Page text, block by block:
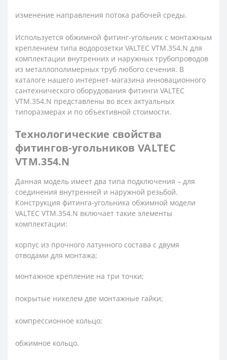
изменение направления потока рабочей среды.
Используется обжимной фитинг-угольник с монтажным
креплением типа водорозетки VALTEC VTM.354.N для
комплектации внутренних и наружных трубопроводов
из металлополимерных труб любого сечения. В
каталоге нашего интернет-магазина инновационного
сантехнического оборудования фитинги VALTEC
VTM.354.N представлены во всех актуальных
типоразмерах и по объективной стоимости.
Технологические свойства
фитингов-угольников VALTEC
VTM.354.N
Данная модель имеет два типа подключения – для
соединения внутренней и наружной резьбой.
Конструкция фитинга-угольника обжимной модели
VALTEC VTM.354.N включает такие элементы
комплектации:
корпус из прочного латунного состава с двумя
отводами для монтажа;
монтажное крепление на три точки;
покрытые никелем две монтажные гайки;
компрессионное кольцо;
обжимное кольцо.